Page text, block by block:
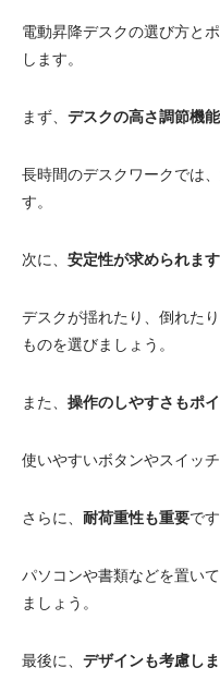
電動昇降デスクの選び方と
します。
まず、 デスクの高さ調節機
長時間のデスクワークでは
す。
次に、 安定性が求められます
デスクが揺れたり、倒れた
ものを選びましょう。
また、 操作のしやすさもポ
使いやすいボタンやスイッ
さらに、 耐荷重性も重要です
パソコンや書類などを置い
ましょう。
最後に、 デザインも考慮し